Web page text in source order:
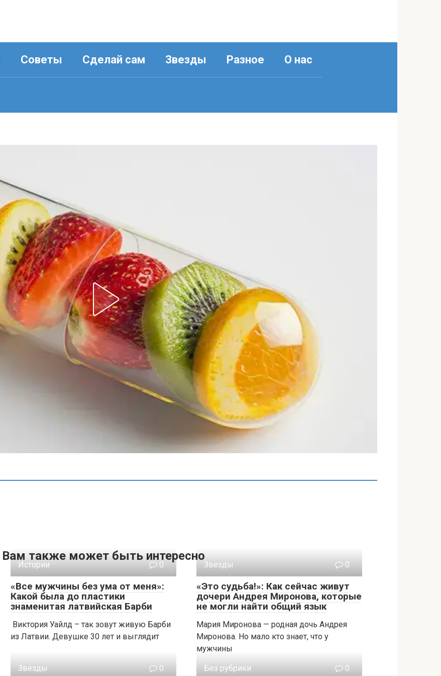
Советы Сделай сам Звезды Разное О нас
Вам также может быть интересно
Истории 0
«Все мужчины без ума от меня»:
Какой была до пластики
знаменитая латвийская Барби
Виктория Уайлд – так зовут живую Барби
из Латвии. Девушке 30 лет и выглядит
Звезды 0
«Это судьба!»: Как сейчас живут
дочери Андрея Миронова, которые
не могли найти общий язык
Мария Миронова — родная дочь Андрея
Миронова. Но мало кто знает, что у
мужчины
Звезды 0 Без рубрики 0